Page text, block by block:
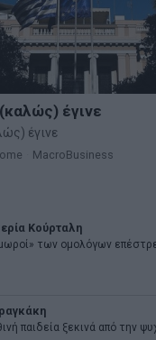
έγινε
έγινε
MacroBusiness
Κούρταλη
των ομολόγων
παιδεία ξεκινά από την